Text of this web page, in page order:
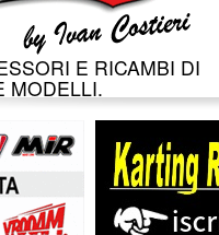
E RICAMBI DI
MODELLI.